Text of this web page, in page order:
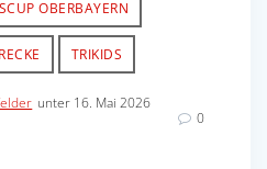
OBERBAYERN
TRIKIDS
unter 16. Mai 2026
0